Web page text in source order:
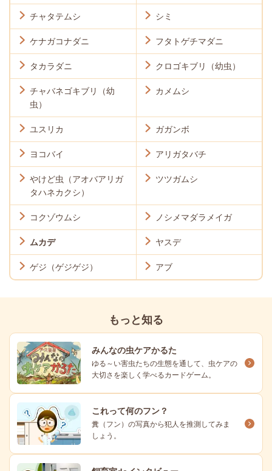
チャタテムシ シミ
ケナガコナダニ フタトゲチマダニ
タカラダニ クロゴキブリ（幼虫）
チャバネゴキブリ（幼
虫）
カメムシ
ユスリカ ガガンボ
ヨコバイ アリガタバチ
やけど虫（アオバアリガ
タハネカクシ）
ツツガムシ
コクゾウムシ ノシメマダラメイガ
ムカデ ヤスデ
ゲジ（ゲジゲジ） アブ
もっと知る
みんなの虫ケアかるた
ゆる～い害虫たちの生態を通して、虫ケアの
大切さを楽しく学べるカードゲーム。
これって何のフン？
糞（フン）の写真から犯人を推測してみま
しょう。